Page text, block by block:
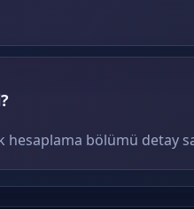
bölümü detay